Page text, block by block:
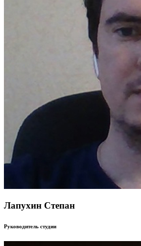
Лапухин Степан
Руководитель студии